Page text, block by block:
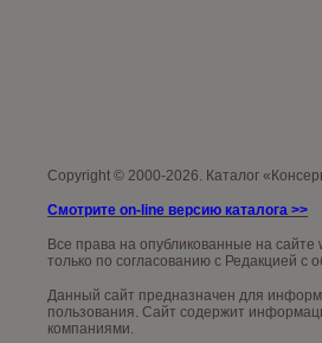
Copyright © 2000-2026. Каталог
Смотрите on-line версию каталога >>
Все права на опубликованные на сайте
только по согласованию с Редакцией с
Данный сайт предназначен для
пользования. Сайт содержит
компаниями.